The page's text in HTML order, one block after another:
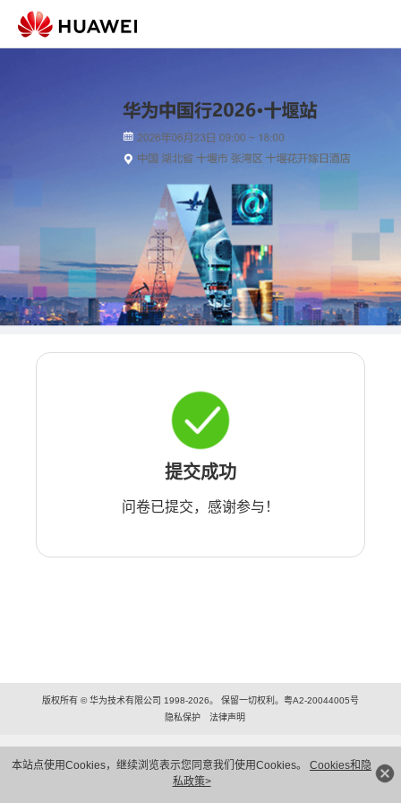
本站点使用Cookies，继续浏览表示您同意我们使用Cookies。 Cookies和隐
私政策>
提交成功
问卷已提交，感谢参与！
版权所有 © 华为技术有限公司 1998-2026。 保留一切权利。粤A2-20044005号
隐私保护
法律声明